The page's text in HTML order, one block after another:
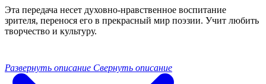
Эта передача несет духовно-нравственное воспитание
зрителя, перенося его в прекрасный мир поэзии. Учит любить
творчество и культуру.
Развернуть описание Свернуть описание